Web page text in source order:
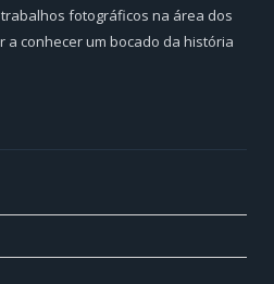
fotográficos na área dos
conhecer um bocado da história